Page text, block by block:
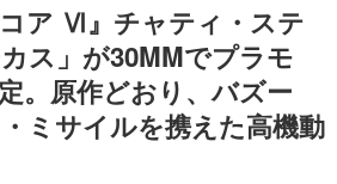
いてはいけない。『赫本』は、〈試験問題〉
編ホラー小説集です。
く
ジタルゲーム市場を担う若きクリエイター達
コア Ⅵ』チャティ・ステ
ス」が30MMでプラモ
。原作どおり、バズー
ミサイルを携えた高機動